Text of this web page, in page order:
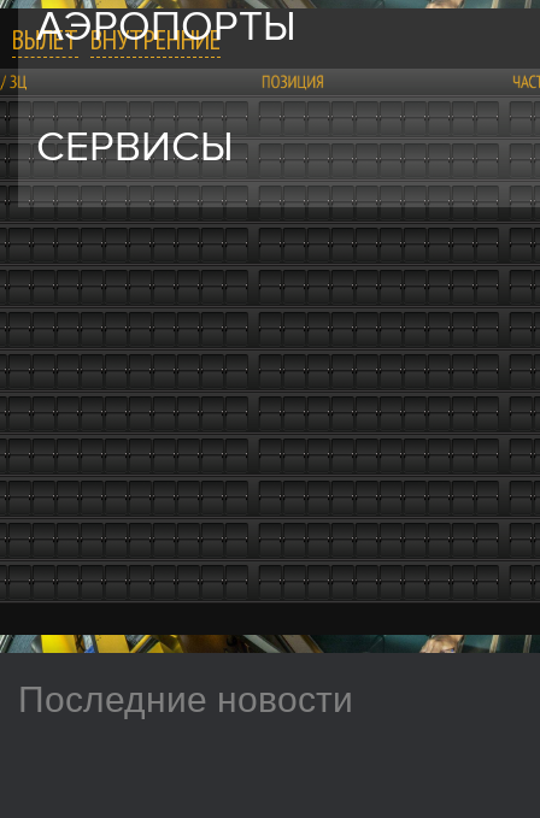
АЭРОПОРТЫ
СЕРВИСЫ
ВЫЛЕТ ВНУТРЕННИЕ
Последние новости